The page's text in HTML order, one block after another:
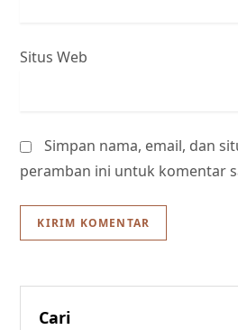
Situs Web
Simpan nama, email, dan
peramban ini untuk komentar
Cari